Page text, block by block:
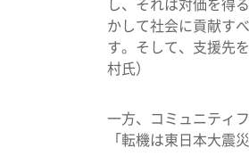
し、それは対価を得
かして社会に貢献す
す。そして、支援先
村氏）
一方、コミュニティ
「転機は東日本大震